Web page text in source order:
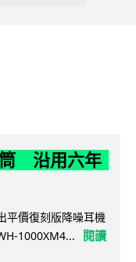
筒 沿用六年
平價復刻版降噪耳機
1000XM4...
閱讀